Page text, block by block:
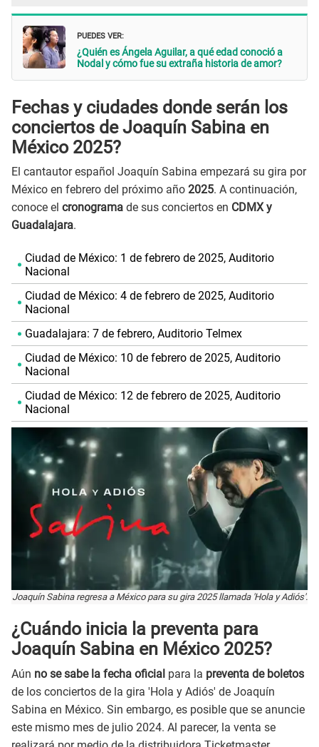
PUEDES VER:
¿Quién es Ángela Aguilar, a qué edad conoció a
Nodal y cómo fue su extraña historia de amor?
Fechas y ciudades donde serán los
conciertos de Joaquín Sabina en
México 2025?
El cantautor español Joaquín Sabina empezará su gira por
México en febrero del próximo año 2025. A continuación,
conoce el cronograma de sus conciertos en CDMX y
Guadalajara.
Ciudad de México: 1 de febrero de 2025, Auditorio
Nacional
Ciudad de México: 4 de febrero de 2025, Auditorio
Nacional
Guadalajara: 7 de febrero, Auditorio Telmex
Ciudad de México: 10 de febrero de 2025, Auditorio
Nacional
Ciudad de México: 12 de febrero de 2025, Auditorio
Nacional
Joaquín Sabina regresa a México para su gira 2025 llamada 'Hola y Adiós'.
¿Cuándo inicia la preventa para
Joaquín Sabina en México 2025?
Aún no se sabe la fecha oficial para la preventa de boletos
de los conciertos de la gira 'Hola y Adiós' de Joaquín
Sabina en México. Sin embargo, es posible que se anuncie
este mismo mes de julio 2024. Al parecer, la venta se